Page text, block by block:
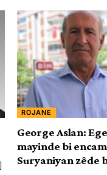
ROJANE
George Aslan:
mayinde bi
Suryaniyan zêde